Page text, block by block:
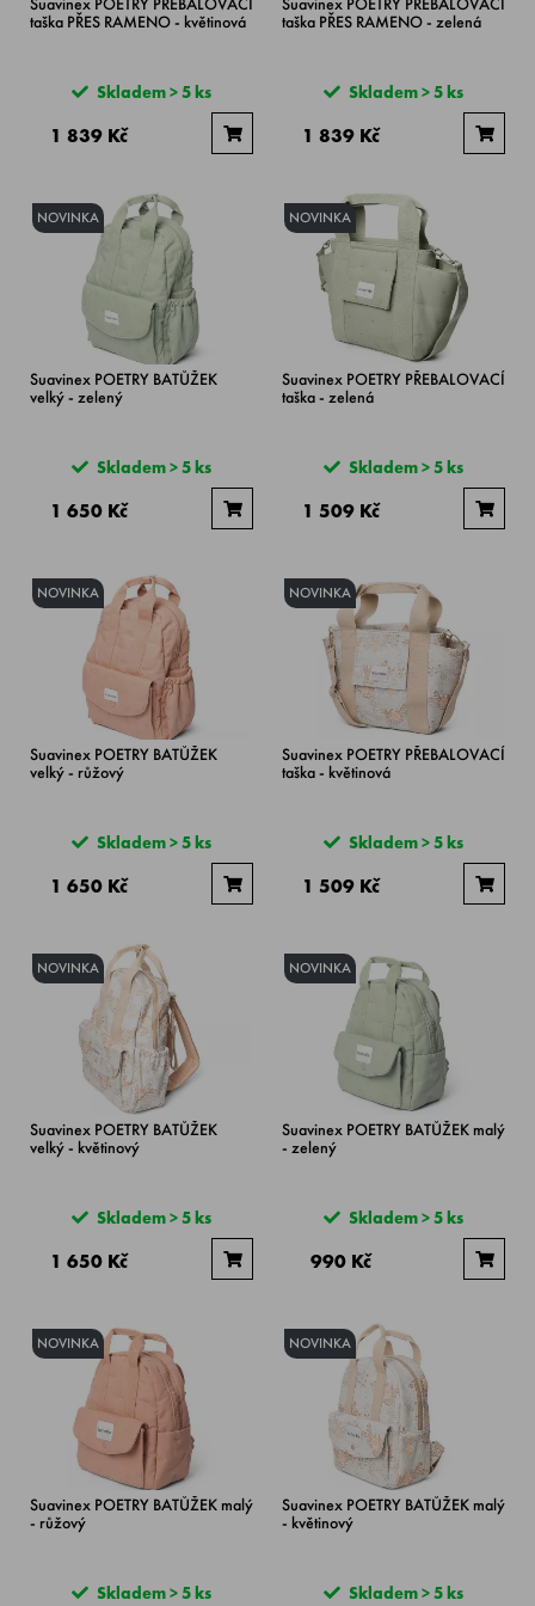
taška PŘES RAMENO - květinová
Skladem > 5 ks
1 839 Kč
taška PŘES RAMENO - zelená
Skladem > 5 ks
1 839 Kč
NOVINKA
Suavinex POETRY BATŮŽEK
velký - zelený
Skladem > 5 ks
1 650 Kč
NOVINKA
Suavinex POETRY PŘEBALOVACÍ
taška - zelená
Skladem > 5 ks
1 509 Kč
NOVINKA
Suavinex POETRY BATŮŽEK
velký - růžový
Skladem > 5 ks
1 650 Kč
NOVINKA
Suavinex POETRY PŘEBALOVACÍ
taška - květinová
Skladem > 5 ks
1 509 Kč
NOVINKA
Suavinex POETRY BATŮŽEK
velký - květinový
Skladem > 5 ks
1 650 Kč
NOVINKA
Suavinex POETRY BATŮŽEK malý
- zelený
Skladem > 5 ks
990 Kč
NOVINKA
Suavinex POETRY BATŮŽEK malý
- růžový
Skladem > 5 ks
NOVINKA
Suavinex POETRY BATŮŽEK malý
- květinový
Skladem > 5 ks